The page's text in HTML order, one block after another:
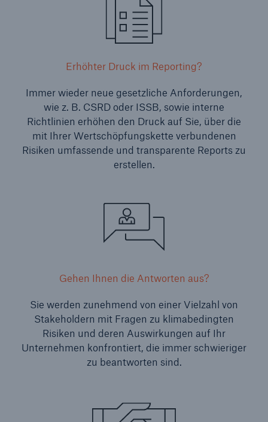
Erhöhter Druck im Reporting?
Immer wieder neue gesetzliche Anforderungen,
wie z. B. CSRD oder ISSB, sowie interne
Richtlinien erhöhen den Druck auf Sie, über die
mit Ihrer Wertschöpfungskette verbundenen
Risiken umfassende und transparente Reports zu
erstellen.
Gehen Ihnen die Antworten aus?
Sie werden zunehmend von einer Vielzahl von
Stakeholdern mit Fragen zu klimabedingten
Risiken und deren Auswirkungen auf Ihr
Unternehmen konfrontiert, die immer schwieriger
zu beantworten sind.